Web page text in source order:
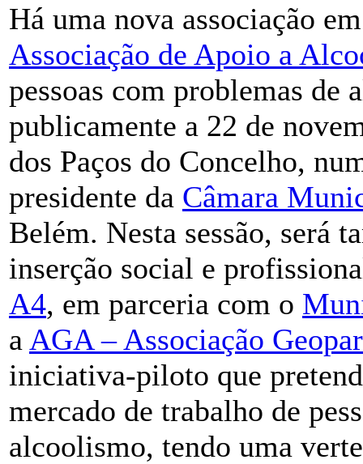
Há uma nova associação
Associação de Apoio a
pessoas com problemas de
publicamente a 22 de
dos Paços do Concelho,
presidente da Câmara
Belém. Nesta sessão, será
inserção social e
A4, em parceria com o
a AGA – Associação
iniciativa-piloto que
mercado de trabalho de
alcoolismo, tendo uma